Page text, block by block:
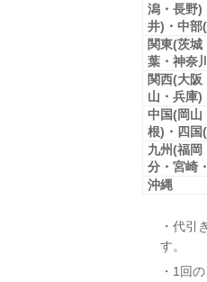
潟・長野)
井)・中部
関東(茨城
葉・神奈
関西(大阪
山・兵庫)
中国(岡山
根)・四国
九州(福岡
分・宮崎
沖縄
・代引
す。
・1回